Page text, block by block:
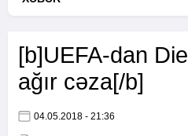
[b]UEFA-dan
ağır cəza[/b]
04.05.2018 - 21:36